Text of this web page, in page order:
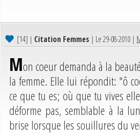
[14] | Citation Femmes | Le 29-08-2010 |
Mon coeur demanda à la
la femme. Elle lui répondit: "ô
ce que tu es; où que tu vives
déforme pas, semblable à la
brise lorsque les souillures du